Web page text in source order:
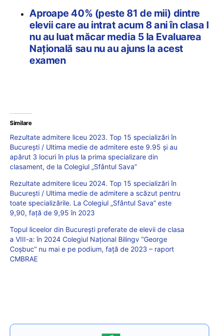
Aproape 40% (peste 81 de mii) dintre
elevii care au intrat acum 8 ani în clasa I
nu au luat măcar media 5 la Evaluarea
Naţională sau nu au ajuns la acest
examen
Similare
Rezultate admitere liceu 2023. Top 15 specializări în
București / Ultima medie de admitere este 9.95 și au
apărut 3 locuri în plus la prima specializare din
clasament, de la Colegiul „Sfântul Sava”
Rezultate admitere liceu 2024. Top 15 specializări în
București / Ultima medie de admitere a scăzut pentru
toate specializările. La Colegiul „Sfântul Sava” este
9,90, față de 9,95 în 2023
Topul liceelor din București preferate de elevii de clasa
a VIII-a: în 2024 Colegiul Național Bilingv ”George
Coșbuc” nu mai e pe podium, față de 2023 – raport
CMBRAE